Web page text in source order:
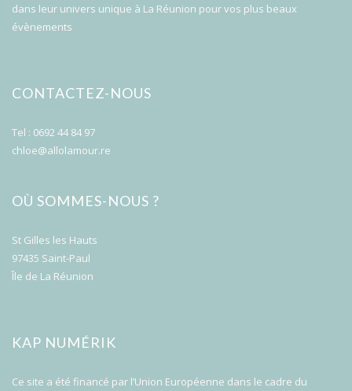
dans leur univers unique à La Réunion pour vos plus beaux
évènements
CONTACTEZ-NOUS
Tel : 0692 44 84 97
chloe@allolamour.re
OÙ SOMMES-NOUS ?
St Gilles les Hauts
97435 Saint-Paul
Île de La Réunion
KAP NUMÉRIK
Ce site a été financé par l’Union Européenne dans le cadre du